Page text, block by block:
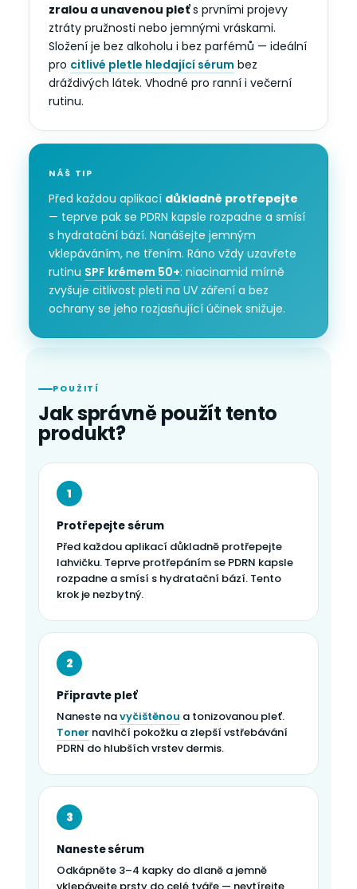
zralou a unavenou pleťs prvními projevy
ztráty pružnosti nebo jemnými vráskami.
Složení je bez alkoholu i bez parfémů — ideální
pro citlivé pletle hledající sérum bez
dráždivých látek. Vhodné pro ranní i večerní
rutinu.
NÁŠ TIP
Před každou aplikací důkladně protřepejte
— teprve pak se PDRN kapsle rozpadne a smísí
s hydratační bází. Nanášejte jemným
vklepáváním, ne třením. Ráno vždy uzavřete
rutinu SPF krémem 50+: niacinamid mírně
zvyšuje citlivost pleti na UV záření a bez
ochrany se jeho rozjasňující účinek snižuje.
POUŽITÍ
Jak správně použít tento
produkt?
1
Protřepejte sérum
Před každou aplikací důkladně protřepejte
lahvičku. Teprve protřepáním se PDRN kapsle
rozpadne a smísí s hydratační bází. Tento
krok je nezbytný.
2
Připravte pleť
Naneste navyčištěnou a tonizovanou pleť.
Toner navlhčí pokožku a zlepší vstřebávání
PDRN do hlubších vrstev dermis.
3
Naneste sérum
Odkápněte 3–4 kapky do dlaně a jemně